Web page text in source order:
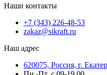
Наши контакты
+7 (343) 226-48-53
zakaz@sikraft.ru
Наш адрес
620075, Россия, г.